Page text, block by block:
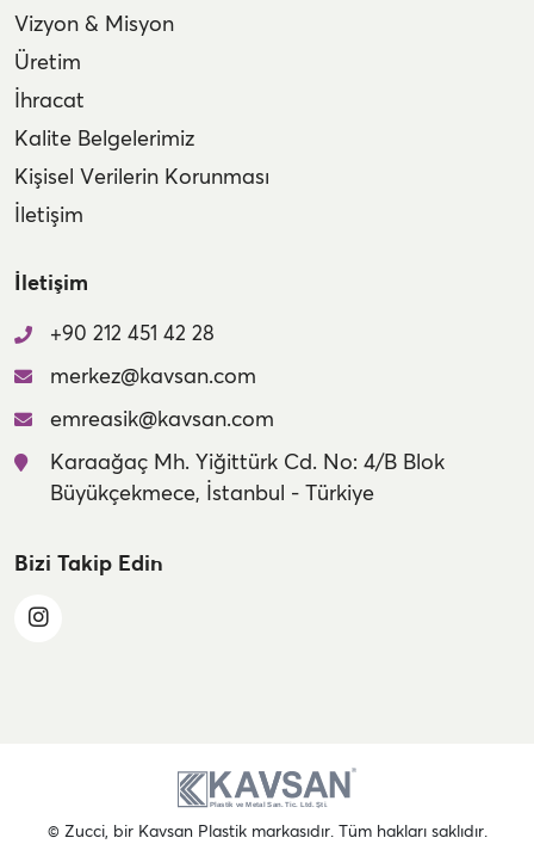
Vizyon & Misyon
Üretim
İhracat
Kalite Belgelerimiz
Kişisel Verilerin Korunması
İletişim
İletişim
+90 212 451 42 28
merkez@kavsan.com
emreasik@kavsan.com
Karaağaç Mh. Yiğittürk Cd. No: 4/B Blok
Büyükçekmece, İstanbul - Türkiye
Bizi Takip Edin
© Zucci, bir Kavsan Plastik markasıdır. Tüm hakları saklıdır.